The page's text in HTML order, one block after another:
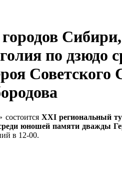
по дзюдо
Советского
состоится XXI региональный
юношей памяти дважды
в 12-00.